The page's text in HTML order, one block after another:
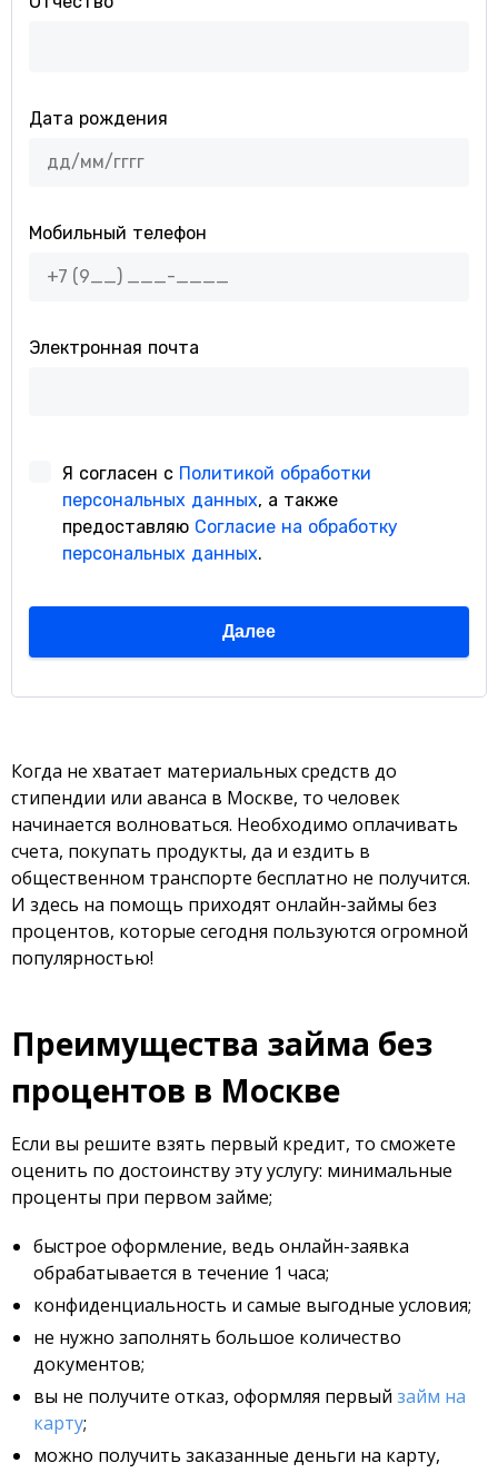
Когда не хватает материальных средств до
стипендии или аванса в Москве, то человек
начинается волноваться. Необходимо оплачивать
счета, покупать продукты, да и ездить в
общественном транспорте бесплатно не получится.
И здесь на помощь приходят онлайн-займы без
процентов, которые сегодня пользуются огромной
популярностью!
Преимущества займа без
процентов в Москве
Если вы решите взять первый кредит, то сможете
оценить по достоинству эту услугу: минимальные
проценты при первом займе;
быстрое оформление, ведь онлайн-заявка
обрабатывается в течение 1 часа;
конфиденциальность и самые выгодные условия;
не нужно заполнять большое количество
документов;
вы не получите отказ, оформляя первый займ на
карту;
можно получить заказанные деньги на карту,